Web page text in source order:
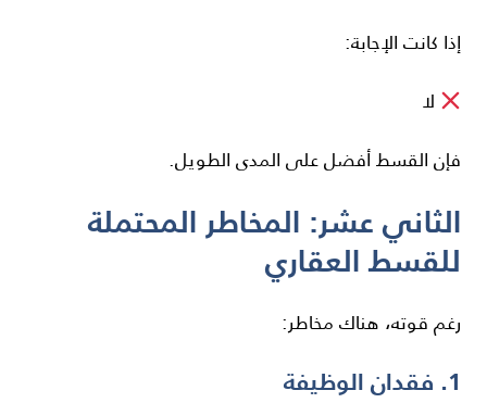
إذا كانت الإجابة:
لا
فإن القسط أفضل على المدى الطويل.
الثاني عشر: المخاطر المحتملة
للقسط العقاري
رغم قوته، هناك مخاطر:
1. فقدان الوظيفة